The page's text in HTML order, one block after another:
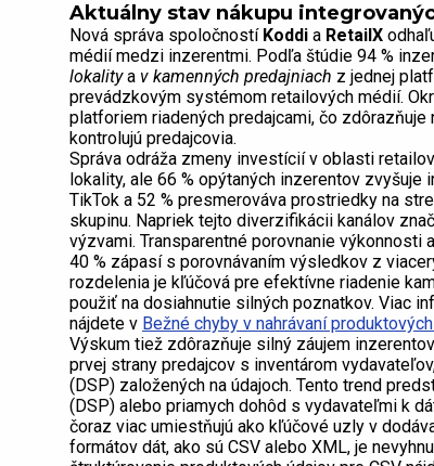
Aktuálny stav nákupu
Nová správa spoločností Koddi a RetailX
médií medzi inzerentmi. Podľa štúdie 94 %
lokalitya v kamenných predajniach z jednej
prevádzkovým systémom retailových médií.
platforiem riadených predajcami, čo
kontrolujú predajcovia.
Správa odráža zmeny investícií v oblasti
lokality, ale 66 % opýtaných inzerentov
TikTok a 52 % presmerováva prostriedky na
skupinu. Napriek tejto diverzifikácii kanálov
výzvami. Transparentné porovnanie
40 % zápasí s porovnávaním výsledkov z
rozdelenia je kľúčová pre efektívne riadenie
použiť na dosiahnutie silných poznatkov. Viac
nájdete v Bežné chyby v nahrávaní
Výskum tiež zdôrazňuje silný záujem
prvej strany predajcov s inventárom
(DSP) založených na údajoch. Tento trend
(DSP) alebo priamych dohôd s vydavateľmi k
čoraz viac umiestňujú ako kľúčové uzly v
formátov dát, ako sú CSV alebo XML, je